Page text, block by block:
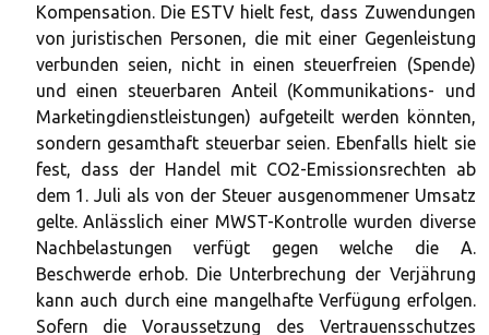
Kompensation. Die ESTV hielt fest, dass Zuwendungen
von juristischen Personen, die mit einer Gegenleistung
verbunden seien, nicht in einen steuerfreien (Spende)
und einen steuerbaren Anteil (Kommunikations- und
Marketingdienstleistungen) aufgeteilt werden könnten,
sondern gesamthaft steuerbar seien. Ebenfalls hielt sie
fest, dass der Handel mit CO2-Emissionsrechten ab
dem 1. Juli als von der Steuer ausgenommener Umsatz
gelte. Anlässlich einer MWST-Kontrolle wurden diverse
Nachbelastungen verfügt gegen welche die A.
Beschwerde erhob. Die Unterbrechung der Verjährung
kann auch durch eine mangelhafte Verfügung erfolgen.
Sofern die Voraussetzung des Vertrauensschutzes